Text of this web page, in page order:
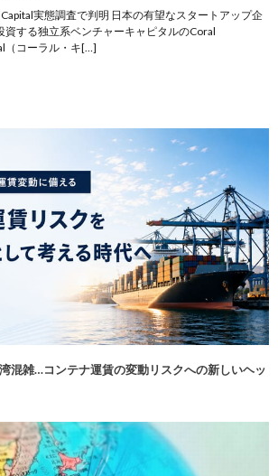
実態調査で判明 日本の有望なスタートアップ企
資する独立系ベンチャーキャピタルのCoral
（コーラル・キ[…]
混雑…コンテナ運賃の変動リスクへの新しいヘッ